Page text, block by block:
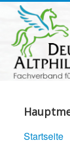
Startseite